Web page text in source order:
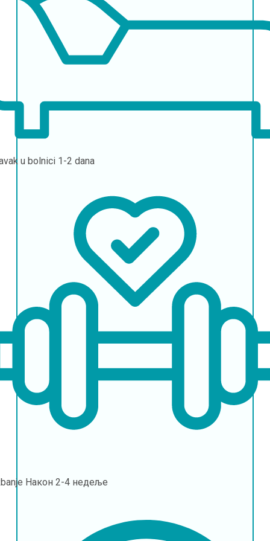
u bolnici 1-2 dana
Након 2-4 недеље